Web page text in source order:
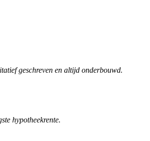
geschreven en altijd onderbouwd.
hypotheekrente.